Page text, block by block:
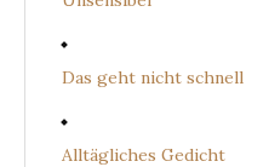
Das geht nicht schnell
Alltägliches Gedicht